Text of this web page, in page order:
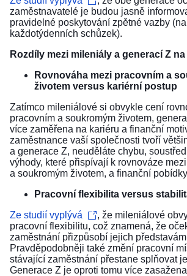
zaměstnavatelé je budou jasně
pravidelné poskytování zpětné vazby
každotýdenních schůzek).
Rozdíly mezi mileniály a generací Z
Rovnováha mezi pracovním a
životem versus kariérní postup
Zatímco mileniálové si obvykle cení
pracovním a soukromým životem,
více zaměřena na kariéru a finanční
zaměstnance vaší společnosti tvoří
a generace Z, neuděláte chybu,
výhody, které přispívají k rovnováze
a soukromým životem, a finanční
Pracovní flexibilita versus
Ze studií vyplývá
, že mileniálové
pracovní flexibilitu, což znamená, že
zaměstnání přizpůsobí jejich
Pravděpodobněji také změní pracovní
stávající zaměstnání přestane splňovat
Generace Z je oproti tomu více zasažena